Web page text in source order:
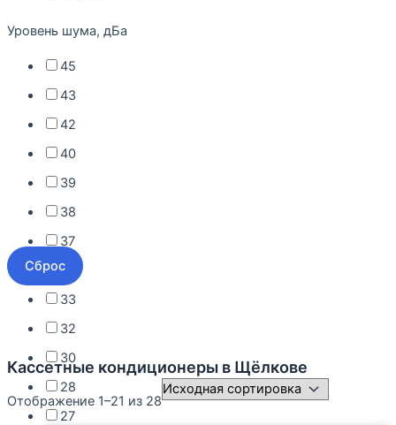
Уровень шума, дБа
45
43
42
40
39
38
37
36
33
32
30
28
27
Сброс
Кассетные кондиционеры в Щёлкове
Отображение 1–21 из 28